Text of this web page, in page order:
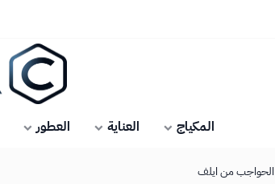
كلاسيكا
المكياج العناية العطور
من ايلف